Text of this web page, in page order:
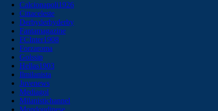
Calcionapoli1926
Cittaceleste
Derbyderbyderby
Fantamagazine
FCInter1908
Forzaroma
Golssip
Hellas1903
Ilmilanista
Juvenews
Mediagol
Milanistichannel